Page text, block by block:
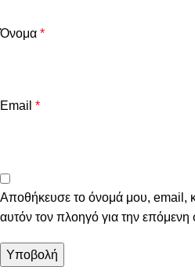
Όνομα *
Email *
Αποθήκευσε το όνομά μου, email,
αυτόν τον πλοηγό για την